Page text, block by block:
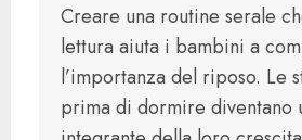
Creare una routine serale
lettura aiuta i bambini a
l’importanza del riposo. Le
prima di dormire diventano